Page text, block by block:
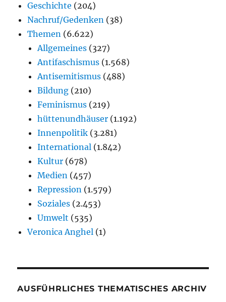
Geschichte (204)
Nachruf/Gedenken (38)
Themen (6.622)
Allgemeines (327)
Antifaschismus (1.568)
Antisemitismus (488)
Bildung (210)
Feminismus (219)
hüttenundhäuser (1.192)
Innenpolitik (3.281)
International (1.842)
Kultur (678)
Medien (457)
Repression (1.579)
Soziales (2.453)
Umwelt (535)
Veronica Anghel (1)
AUSFÜHRLICHES THEMATISCHES ARCHIV